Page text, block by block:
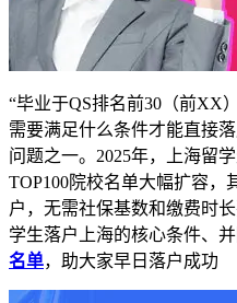
“毕业于QS排名前30（前XX
需要满足什么条件才能直接
问题之一。2025年，上海留
TOP100院校名单大幅扩容，
户，无需社保基数和缴费时
学生落户上海的核心条件、
名单，助大家早日落户成功